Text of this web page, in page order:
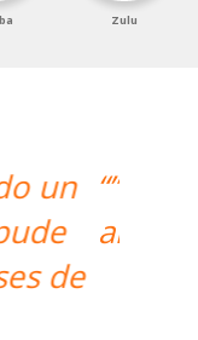
Zulu
well